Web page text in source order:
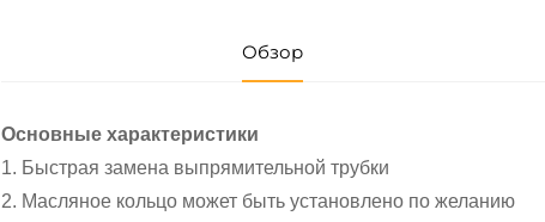
Обзор
Основные характеристики
1. Быстрая замена выпрямительной трубки
2. Масляное кольцо может быть установлено по желанию